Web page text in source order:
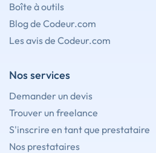
Boîte à outils
Blog de Codeur.com
Les avis de Codeur.com
Nos services
Demander un devis
Trouver un freelance
S'inscrire en tant que prestataire
Nos prestataires